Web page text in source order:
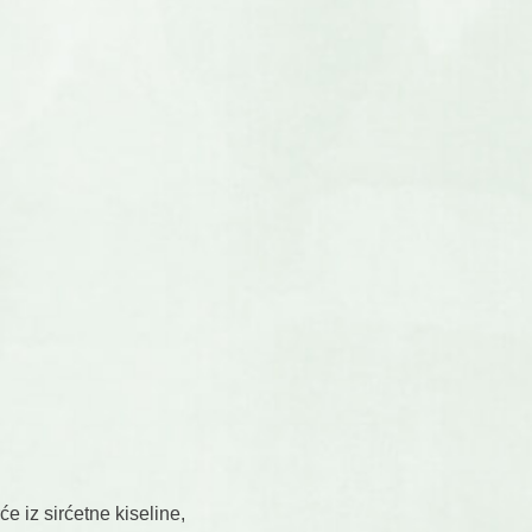
iz sirćetne kiseline,